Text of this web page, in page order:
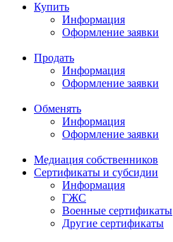
Купить
Информация
Оформление заявки
Продать
Информация
Оформление заявки
Обменять
Информация
Оформление заявки
Медиация собственников
Сертификаты и субсидии
Информация
ГЖС
Военные сертификаты
Другие сертификаты